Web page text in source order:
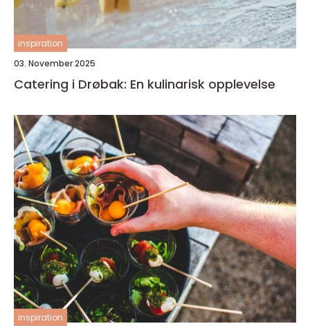
inspiration
03. November 2025
Catering i Drøbak: En kulinarisk opplevelse
inspiration